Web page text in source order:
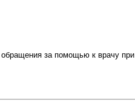
за помощью к врачу при